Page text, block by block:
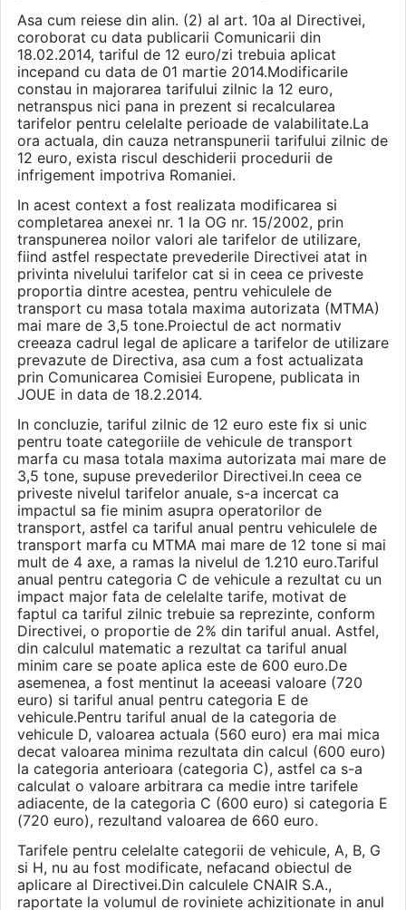
Asa cum reiese din alin. (2) al art. 10a al Directivei,
coroborat cu data publicarii Comunicarii din
18.02.2014, tariful de 12 euro/zi trebuia aplicat
incepand cu data de 01 martie 2014.Modificarile
constau in majorarea tarifului zilnic la 12 euro,
netranspus nici pana in prezent si recalcularea
tarifelor pentru celelalte perioade de valabilitate.La
ora actuala, din cauza netranspunerii tarifului zilnic de
12 euro, exista riscul deschiderii procedurii de
infrigement impotriva Romaniei.
In acest context a fost realizata modificarea si
completarea anexei nr. 1 la OG nr. 15/2002, prin
transpunerea noilor valori ale tarifelor de utilizare,
fiind astfel respectate prevederile Directivei atat in
privinta nivelului tarifelor cat si in ceea ce priveste
proportia dintre acestea, pentru vehiculele de
transport cu masa totala maxima autorizata (MTMA)
mai mare de 3,5 tone.Proiectul de act normativ
creeaza cadrul legal de aplicare a tarifelor de utilizare
prevazute de Directiva, asa cum a fost actualizata
prin Comunicarea Comisiei Europene, publicata in
JOUE in data de 18.2.2014.
In concluzie, tariful zilnic de 12 euro este fix si unic
pentru toate categoriile de vehicule de transport
marfa cu masa totala maxima autorizata mai mare de
3,5 tone, supuse prevederilor Directivei.In ceea ce
priveste nivelul tarifelor anuale, s-a incercat ca
impactul sa fie minim asupra operatorilor de
transport, astfel ca tariful anual pentru vehiculele de
transport marfa cu MTMA mai mare de 12 tone si mai
mult de 4 axe, a ramas la nivelul de 1.210 euro.Tariful
anual pentru categoria C de vehicule a rezultat cu un
impact major fata de celelalte tarife, motivat de
faptul ca tariful zilnic trebuie sa reprezinte, conform
Directivei, o proportie de 2% din tariful anual. Astfel,
din calculul matematic a rezultat ca tariful anual
minim care se poate aplica este de 600 euro.De
asemenea, a fost mentinut la aceeasi valoare (720
euro) si tariful anual pentru categoria E de
vehicule.Pentru tariful anual de la categoria de
vehicule D, valoarea actuala (560 euro) era mai mica
decat valoarea minima rezultata din calcul (600 euro)
la categoria anterioara (categoria C), astfel ca s-a
calculat o valoare arbitrara ca medie intre tarifele
adiacente, de la categoria C (600 euro) si categoria E
(720 euro), rezultand valoarea de 660 euro.
Tarifele pentru celelalte categorii de vehicule, A, B, G
si H, nu au fost modificate, nefacand obiectul de
aplicare al Directivei.Din calculele CNAIR S.A.,
raportate la volumul de roviniete achizitionate in anul